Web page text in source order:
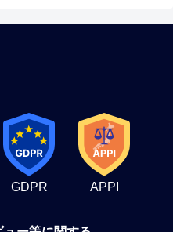
GDPR APPI